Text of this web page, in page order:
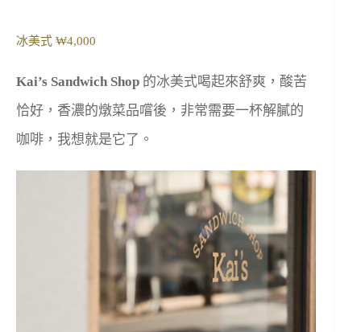
冰美式 ₩4,000
Kai’s Sandwich Shop 的冰美式喝起來舒爽，酸苦
恰好，香濃的燉菜品嚐後，非常需要一杯解膩的
咖啡，我想就是它了。